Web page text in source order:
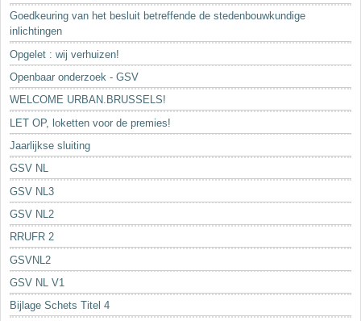
Goedkeuring van het besluit betreffende de stedenbouwkundige
inlichtingen
Opgelet : wij verhuizen!
Openbaar onderzoek - GSV
WELCOME URBAN.BRUSSELS!
LET OP, loketten voor de premies!
Jaarlijkse sluiting
GSV NL
GSV NL3
GSV NL2
RRUFR 2
GSVNL2
GSV NL V1
Bijlage Schets Titel 4